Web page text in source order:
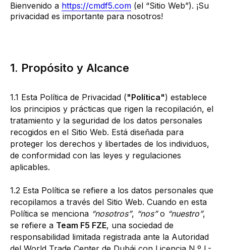
Bienvenido a https://cmdf5.com (el “Sitio Web”). ¡Su
privacidad es importante para nosotros!
1. Propósito y Alcance
1.1 Esta Política de Privacidad ("Política") establece
los principios y prácticas que rigen la recopilación, el
tratamiento y la seguridad de los datos personales
recogidos en el Sitio Web. Está diseñada para
proteger los derechos y libertades de los individuos,
de conformidad con las leyes y regulaciones
aplicables.
1.2 Esta Política se refiere a los datos personales que
recopilamos a través del Sitio Web. Cuando en esta
Política se menciona “nosotros”, “nos”o “nuestro”,
se refiere a Team F5 FZE, una sociedad de
responsabilidad limitada registrada ante la Autoridad